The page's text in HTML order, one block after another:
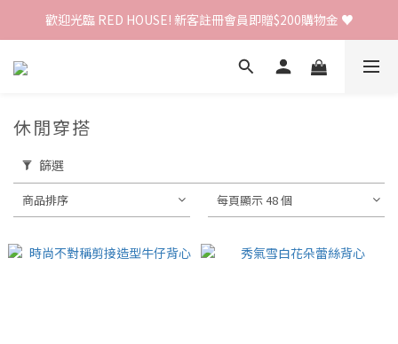
歡迎光臨 RED HOUSE! 新客註冊會員即贈$200購物金 ♥
歡迎光臨 RED HOUSE! 新客註冊會員即贈$200購物金 ♥
全館單筆訂單滿 $2000 免運 🚚
休閒穿搭
篩選
商品排序 每頁顯示 48 個